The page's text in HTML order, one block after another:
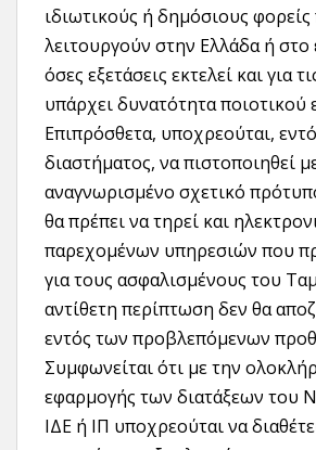
ιδιωτικούς ή δημόσιους
λειτουργούν στην Ελλάδα ή στο
όσες εξετάσεις εκτελεί και για
υπάρχει δυνατότητα ποιοτικού
Επιπρόσθετα, υποχρεούται,
διαστήματος, να πιστοποιηθεί
αναγνωρισμένο σχετικό
θα πρέπει να τηρεί και
παρεχομένων υπηρεσιών που
για τους ασφαλισμένους του
αντίθετη περίπτωση δεν θα
εντός των προβλεπόμενων
Συμφωνείται ότι με την
εφαρμογής των διατάξεων του
ΙΔΕ ή ΙΠ υποχρεούται να